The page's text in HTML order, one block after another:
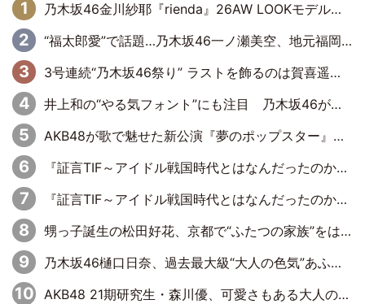
乃木坂46金川紗耶『rienda』26AW LOOKモデルに就任
“福太郎愛”で話題…乃木坂46一ノ瀬美空、地元福岡『めんべい25周年トップサポーター』に就任
3号連続“乃木坂46祭り” ラストを飾るのは賀喜遥香…5年ぶりの登場に「5年分大人になった私を見ていただけたら」
井上和の“やる気フォント”にも注目 乃木坂46が挑んだ書道パフォーマンスの舞台裏
AKB48が歌で魅せた新公演『夢のポップスター』 初日から全身全霊のステージ
『証言TIF～アイドル戦国時代とはなんだったのか～』第6回：でんぱ組.inc・古川未鈴×相沢梨紗「『ハロプロやりたかったな』って言ったら、夢眠ねむさんに『てめえはでんぱ組．incなんだよ！』って肩パンされて(笑)」
『証言TIF～アイドル戦国時代とはなんだったのか～』第11回：私立恵比寿中学・真山りか×安本彩花「TIFで10年ぶりのキョンシーメイクをしたら、場を完全に引かせてしまって。時代が変わったんだなって」
甥っ子誕生の松田好花、京都で“ふたつの家族”をはしご！ “母”黒谷友香に見送られ、“父”松岡昌宏とはハシゴ酒
乃木坂46樋口日奈、過去最大級“大人の色気”あふれる入浴姿披露
AKB48 21期研究生・森川優、可愛さもある大人の女性に